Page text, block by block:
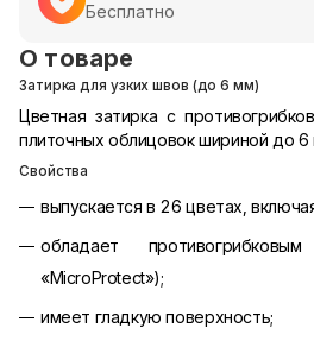
Бесплатно
О товаре
Затирка для узких швов (до 6 мм)
Цветная затирка с
плиточных облицовок шириной до
Свойства
выпускается в 26 цветах,
обладает
«MicroProtect»);
имеет гладкую поверхность;